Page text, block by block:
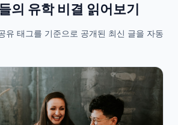
의 유학 비결 읽어보기
유 태그를 기준으로 공개된 최신 글을 자동